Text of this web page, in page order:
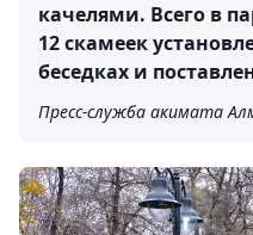
качелями. Всего в
12 скамеек
беседках и
Пресс-служба акимата